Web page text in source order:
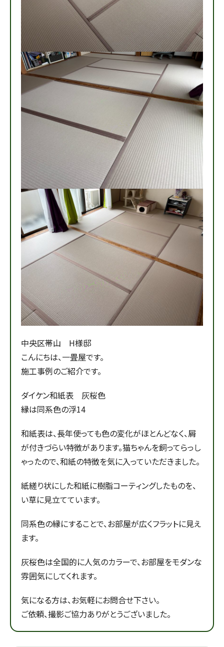
中央区帯山 H様邸
こんにちは、一畳屋です。
施工事例のご紹介です。
ダイケン和紙表 灰桜色
縁は同系色の浮14
和紙表は、長年使っても色の変化がほとんどなく、屑
が付きづらい特徴があります。猫ちゃんを飼ってらっし
ゃったので、和紙の特徴を気に入っていただきました。
紙縒り状にした和紙に樹脂コーティングしたものを、
い草に見立てています。
同系色の縁にすることで、お部屋が広くフラットに見え
ます。
灰桜色は全国的に人気のカラーで、お部屋をモダンな
雰囲気にしてくれます。
気になる方は、お気軽にお問合せ下さい。
ご依頼、撮影ご協力ありがとうございました。